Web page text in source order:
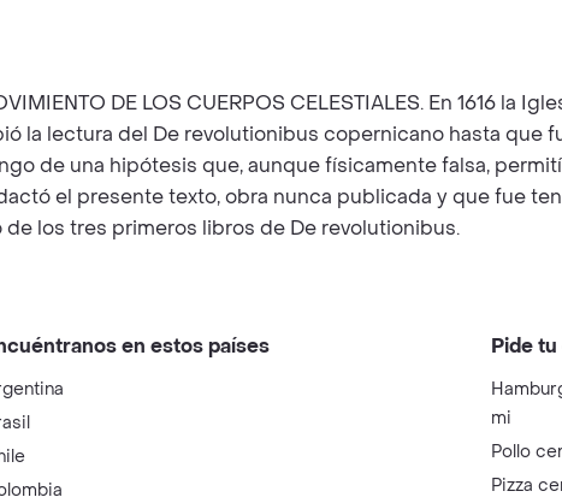
DE LOS CUERPOS CELESTIALES. En 1616 la
la lectura del De revolutionibus copernicano hasta que
de una hipótesis que, aunque físicamente falsa,
el presente texto, obra nunca publicada y que fue
los tres primeros libros de De revolutionibus.
en estos países Pide
mi
Pollo
Pizza